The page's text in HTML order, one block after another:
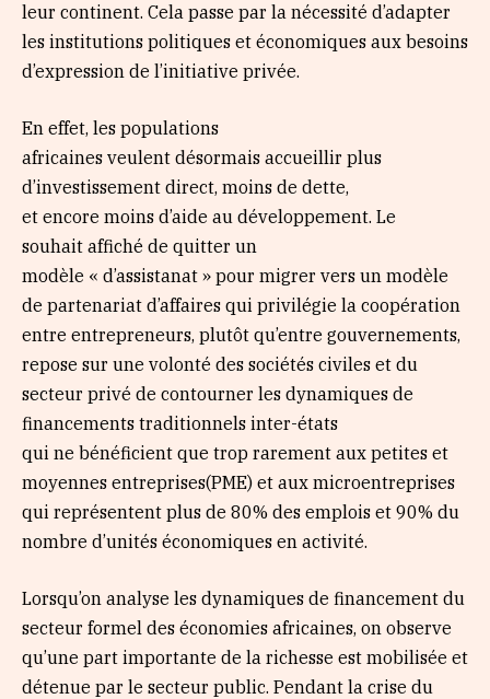
leur continent. Cela passe par la nécessité d’adapter
les institutions politiques et économiques aux besoins
d’expression de l’initiative privée.
En effet, les populations
africaines veulent désormais accueillir plus
d’investissement direct, moins de dette,
et encore moins d’aide au développement. Le
souhait affiché de quitter un
modèle « d’assistanat » pour migrer vers un modèle
de partenariat d’affaires qui privilégie la coopération
entre entrepreneurs, plutôt qu’entre gouvernements,
repose sur une volonté des sociétés civiles et du
secteur privé de contourner les dynamiques de
financements traditionnels inter-états
qui ne bénéficient que trop rarement aux petites et
moyennes entreprises(PME) et aux microentreprises
qui représentent plus de 80% des emplois et 90% du
nombre d’unités économiques en activité.
Lorsqu’on analyse les dynamiques de financement du
secteur formel des économies africaines, on observe
qu’une part importante de la richesse est mobilisée et
détenue par le secteur public. Pendant la crise du